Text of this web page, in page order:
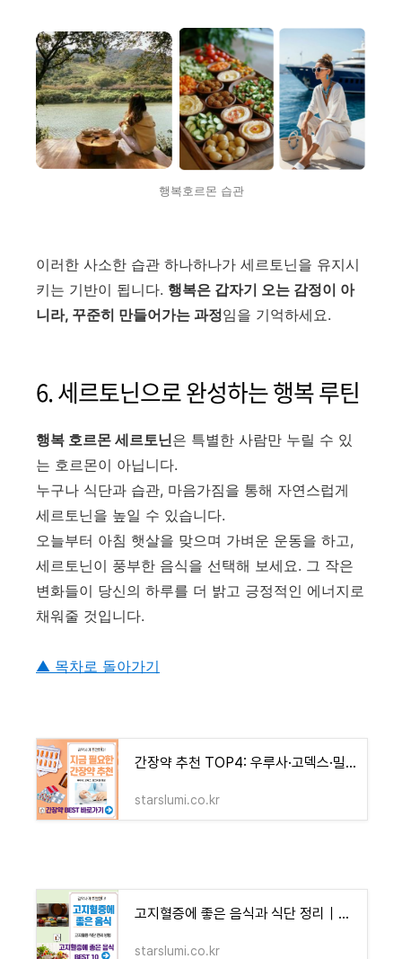
행복호르몬 습관
이러한 사소한 습관 하나하나가 세르토닌을 유지시
키는 기반이 됩니다. 행복은 갑자기 오는 감정이 아
니라, 꾸준히 만들어가는 과정임을 기억하세요.
6. 세르토닌으로 완성하는 행복 루틴
행복 호르몬 세르토닌은 특별한 사람만 누릴 수 있
는 호르몬이 아닙니다.
누구나 식단과 습관, 마음가짐을 통해 자연스럽게
세르토닌을 높일 수 있습니다.
오늘부터 아침 햇살을 맞으며 가벼운 운동을 하고,
세르토닌이 풍부한 음식을 선택해 보세요. 그 작은
변화들이 당신의 하루를 더 밝고 긍정적인 에너지로
채워줄 것입니다.
▲ 목차로 돌아가기
간장약 추천 TOP4: 우루사·고덱스·밀크시슬·레가논 효과 비교 - 블루 오아시스 정보 모음
starslumi.co.kr
고지혈증에 좋은 음식과 식단 정리｜콜레스테롤 관리 필수 가이드 - 블루 오아시스 정보 모음
starslumi.co.kr